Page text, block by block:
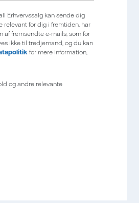
Erhvervssalg kan sende dig
for dig i fremtiden, har
af fremsendte e-mails, som for
ikke til tredjemand, og du kan
for mere information,
og andre relevante